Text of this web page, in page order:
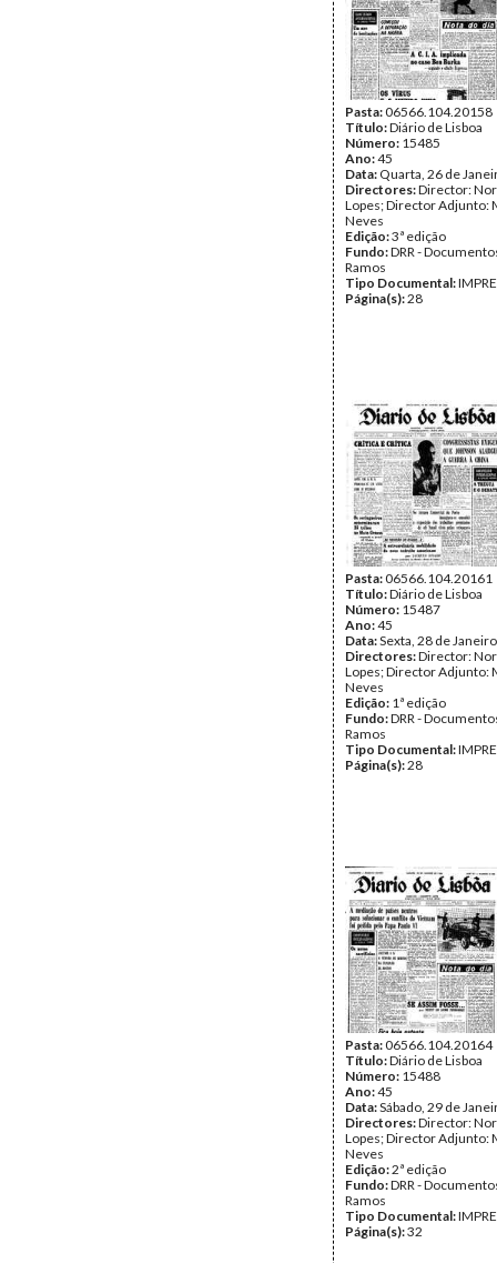
Pasta:06566.104.20158
Título:Diário de Lisboa
Número: 15485
Ano:45
Data: Quarta, 26 de
Directores:Director:
Lopes; Director Adjunto:
Neves
Edição:3ª edição
Fundo:DRR -
Ramos
Tipo Documental:
Página(s):28
Pasta:06566.104.20161
Título:Diário de Lisboa
Número: 15487
Ano:45
Data:Sexta, 28 de
Directores:Director:
Lopes; Director Adjunto:
Neves
Edição: 1ª edição
Fundo:DRR -
Ramos
Tipo Documental:
Página(s):28
Pasta:06566.104.20164
Título:Diário de Lisboa
Número: 15488
Ano:45
Data:Sábado, 29 de
Directores:Director:
Lopes; Director Adjunto:
Neves
Edição:2ª edição
Fundo:DRR -
Ramos
Tipo Documental:
Página(s):32